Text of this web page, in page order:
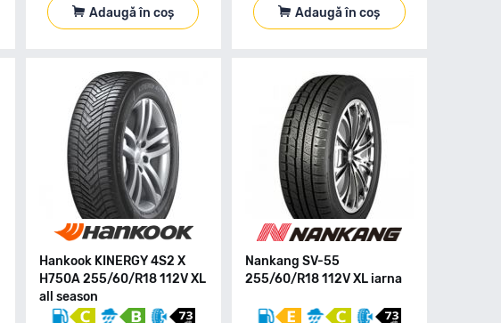
Adaugă în coș Adaugă în coș
Hankook KINERGY 4S2 X
H750A 255/60/R18 112V XL
all season
Nankang SV-55
255/60/R18 112V XL iarna